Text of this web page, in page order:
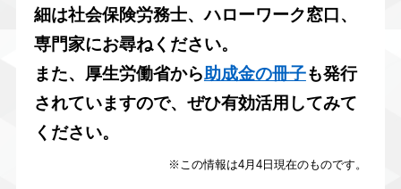
細は社会保険労務士、ハローワーク窓口、
専門家にお尋ねください。
また、厚生労働省から助成金の冊子も発行
されていますので、ぜひ有効活用してみて
ください。
※この情報は4月4日現在のものです。